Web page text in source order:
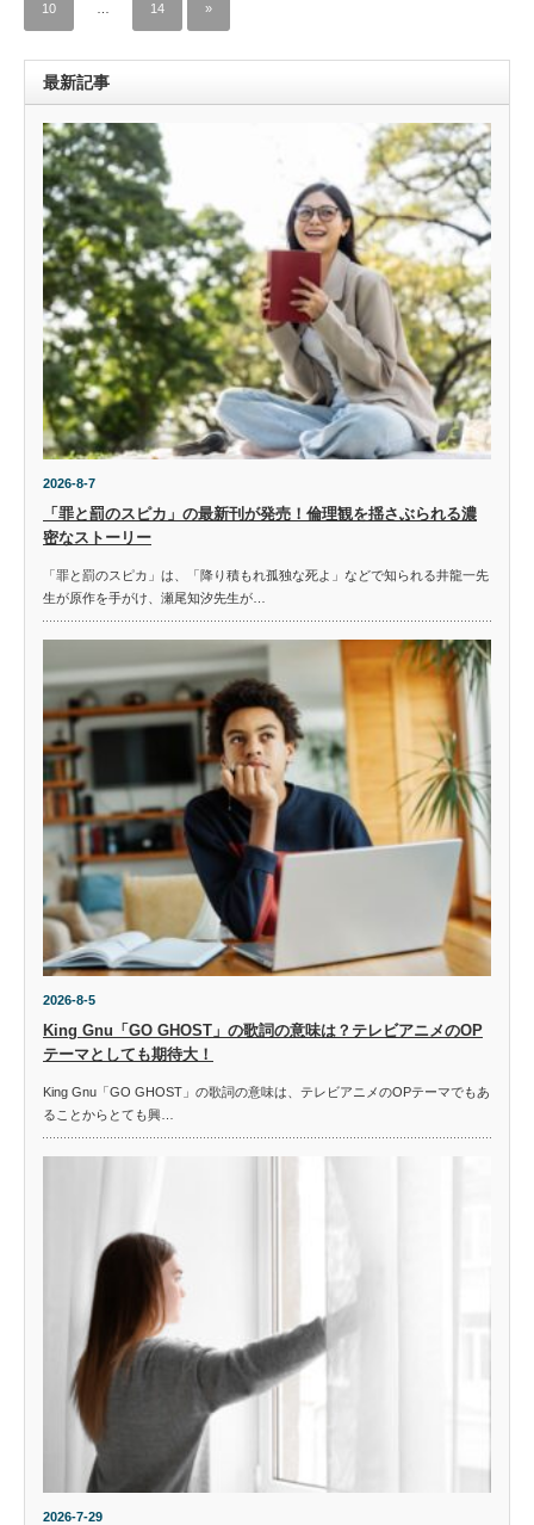
10 14 »
最新記事
2026-8-7
「罪と罰のスピカ」の最新刊が発売！倫理観を揺さぶられる濃
密なストーリー
「罪と罰のスピカ」は、「降り積もれ孤独な死よ」などで知られる井龍一先
生が原作を手がけ、瀬尾知汐先生が…
2026-8-5
King Gnu「GO GHOST」の歌詞の意味は？テレビアニメのOP
テーマとしても期待大！
King Gnu「GO GHOST」の歌詞の意味は、テレビアニメのOPテーマでもあ
ることからとても興…
2026-7-29